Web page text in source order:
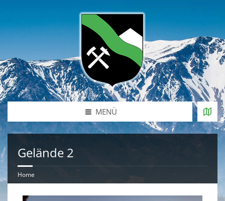
MENÜ
Gelände 2
Home